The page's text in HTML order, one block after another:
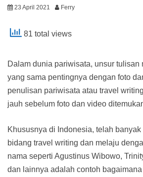
23 April 2021 Ferry
81 total views
Dalam dunia pariwisata, unsur tulisan
yang sama pentingnya dengan foto
penulisan pariwisata atau travel
jauh sebelum foto dan video
Khususnya di Indonesia, telah
bidang travel writing dan melaju
nama seperti Agustinus Wibowo,
dan lainnya adalah contoh